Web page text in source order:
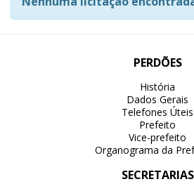
PERDÕES
História
Dados Gerais
Telefones Úteis
Prefeito
Vice-prefeito
Organograma da
SECRETARIAS